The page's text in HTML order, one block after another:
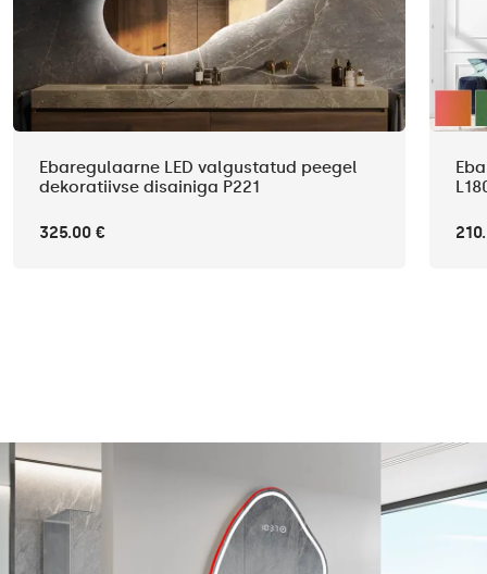
Ebaregulaarne LED valgustatud peegel
dekoratiivse disainiga P221
325.00 €